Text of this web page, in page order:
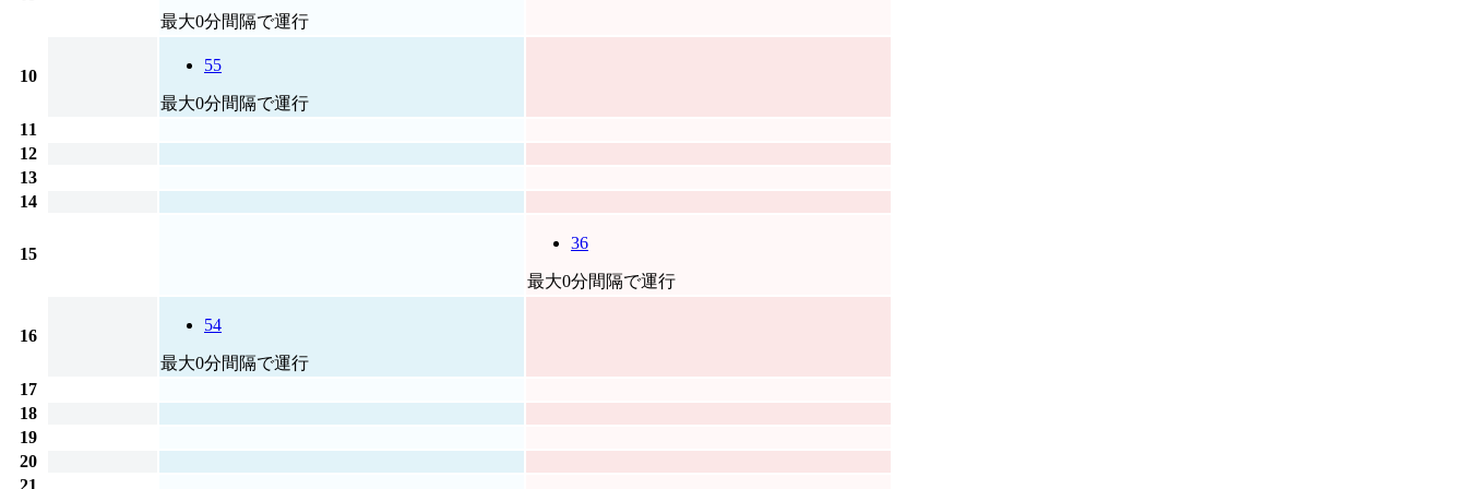
最大0分間隔で運行
10
55
最大0分間隔で運行
11
12
13
14
15
36
最大0分間隔で運行
16
54
最大0分間隔で運行
17
18
19
20
21